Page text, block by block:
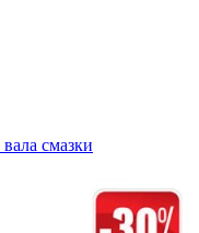
смазки